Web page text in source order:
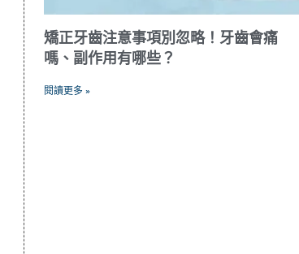
矯正牙齒注意事項別忽略！牙齒會痛
嗎、副作用有哪些？
閱讀更多 »